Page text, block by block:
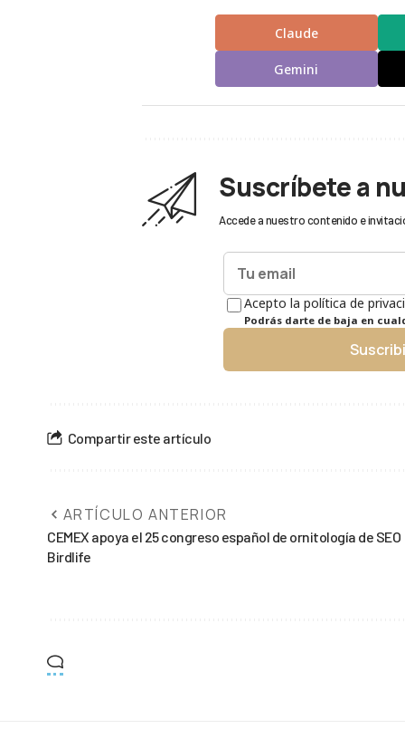
Claude
Gemini
Suscríbete a
Accede a nuestro contenido e
Acepto la política de
Podrás darte de baja en
Compartir este artículo
ARTÍCULO ANTERIOR
CEMEX apoya el 25 congreso español de ornitología de SEO
Birdlife